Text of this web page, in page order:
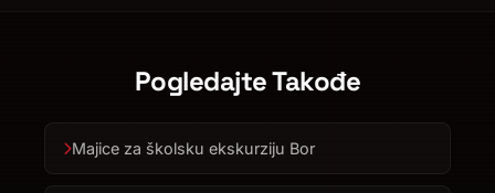
Pogledajte Takođe
Majice za školsku ekskurziju Bor